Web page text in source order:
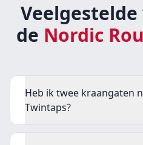
de Nordic
Heb ik twee kraangaten
Twintaps?